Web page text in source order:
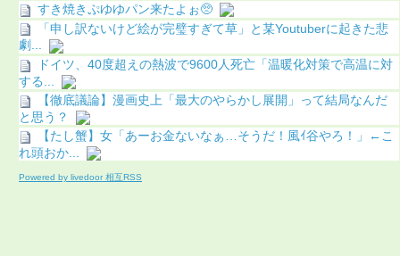
すき焼きぷゆゆパン来たよぉ🥺
「申し訳ないけど絵が完璧すぎて草」と某Youtuberに起きた悲
劇...
ドイツ、40度超えの熱波で9600人死亡「温暖化対策で高温に対
する...
【徹底議論】漫画史上「最大のやらかし展開」って結局なんだ
と思う？
【たし蟹】女「あーお金ないなぁ…そうだ！風ｲ谷やろ！」←こ
れ頭おか...
Powered by livedoor 相互RSS